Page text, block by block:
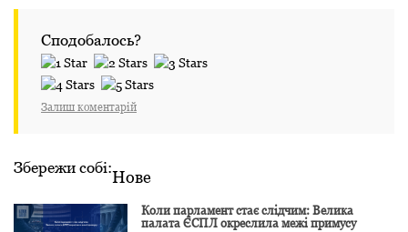
Сподобалось?
Залиш коментарій
Збережи собі:Нове
Коли парламент стає слідчим: Велика
палата ЄСПЛ окреслила межі примусу